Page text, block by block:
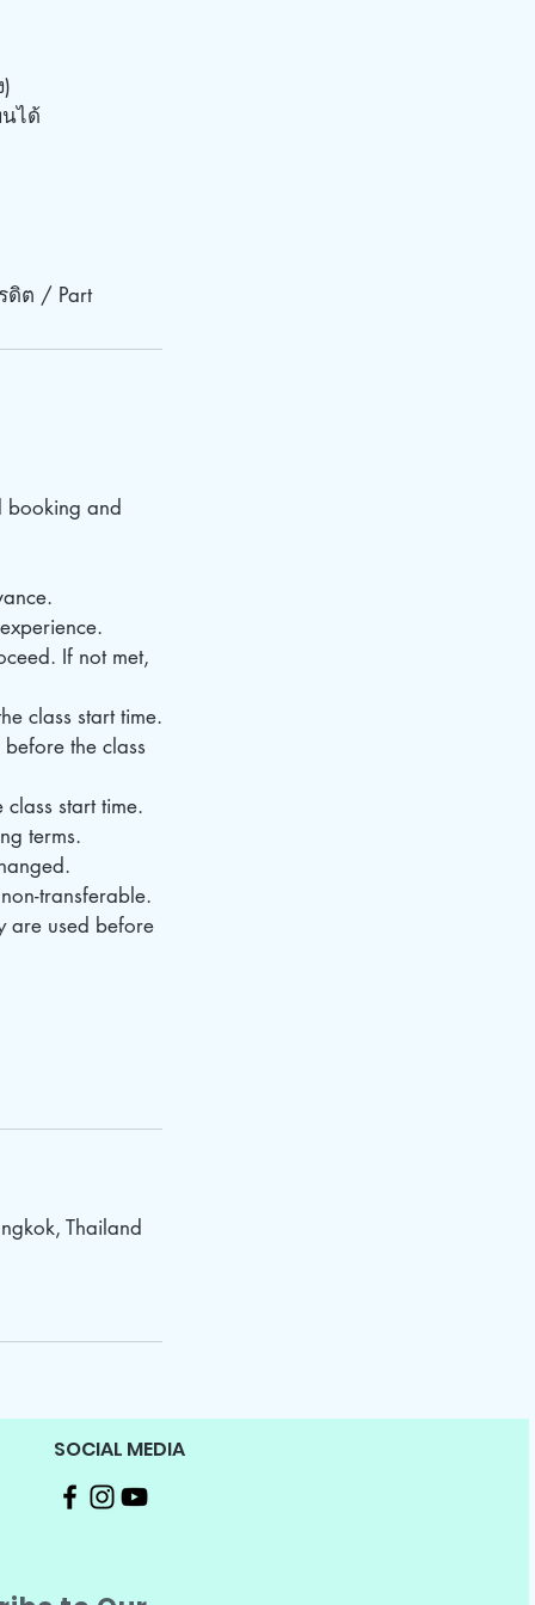
ได้
ดิต / Part
booking and
If not met,
class start time.
the class
start time.
terms.
transferable.
are used before
Thailand
SOCIAL MEDIA